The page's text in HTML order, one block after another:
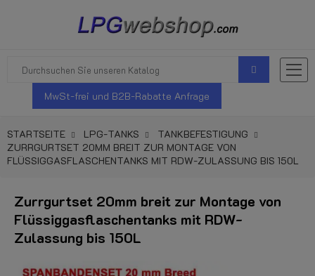
MwSt-frei und B2B-Rabatte Anfrage
STARTSEITE LPG-TANKS
TANKBEFESTIGUNG
ZURRGURTSET 20MM BREIT ZUR MONTAGE VON
FLÜSSIGGASFLASCHENTANKS MIT RDW-ZULASSUNG BIS 150L
Zurrgurtset 20mm breit zur Montage von
Flüssiggasflaschentanks mit RDW-
Zulassung bis 150L